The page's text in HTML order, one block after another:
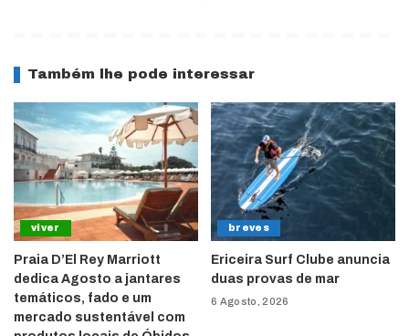
Também lhe pode interessar
viver
Praia D’El Rey Marriott
dedica Agosto a jantares
temáticos, fado e um
mercado sustentável com
breves
Ericeira Surf Clube anuncia
duas provas de mar
6 Agosto, 2026